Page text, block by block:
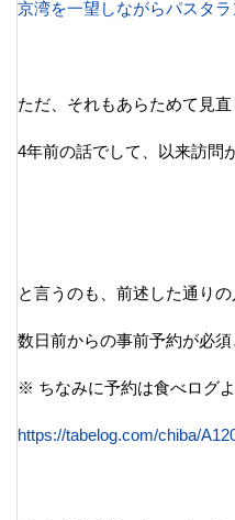
京湾を一望しながらパスタ
ただ、それもあらためて見
4年前の話でして、以来訪問
と言うのも、前述した通り
数日前からの事前予約が必
※ ちなみに予約は食べログ
https://tabelog.com/chiba/